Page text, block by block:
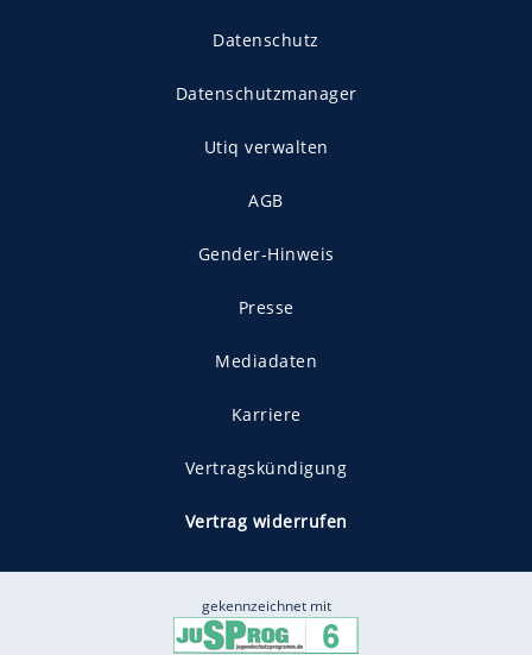
Datenschutz
Datenschutzmanager
Utiq verwalten
AGB
Gender-Hinweis
Presse
Mediadaten
Karriere
Vertragskündigung
Vertrag widerrufen
gekennzeichnet mit